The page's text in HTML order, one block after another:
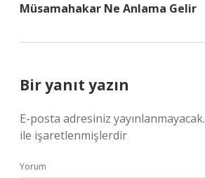
Müsamahakar Ne Anlama Gelir
Bir yanıt yazın
E-posta adresiniz yayınlanmayacak.
ile işaretlenmişlerdir
Yorum